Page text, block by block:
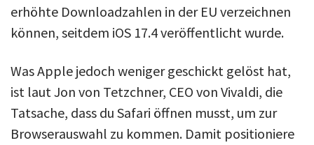
erhöhte Downloadzahlen in der EU verzeichnen
können, seitdem iOS 17.4 veröffentlicht wurde.
Was Apple jedoch weniger geschickt gelöst hat,
ist laut Jon von Tetzchner, CEO von Vivaldi, die
Tatsache, dass du Safari öffnen musst, um zur
Browserauswahl zu kommen. Damit positioniere